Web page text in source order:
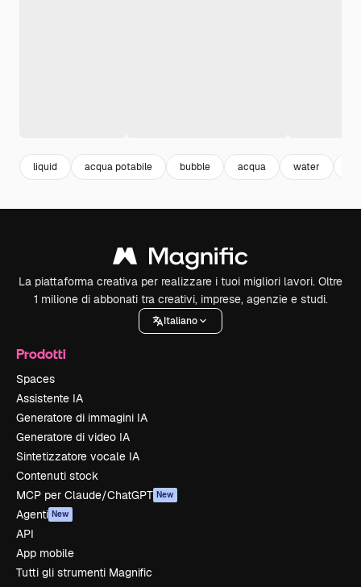
liquid acqua potabile bubble acqua water
La piattaforma creativa per realizzare i tuoi migliori lavori. Oltre
1 milione di abbonati tra creativi, imprese, agenzie e studi.
Italiano
Prodotti
Spaces
Assistente IA
Generatore di immagini IA
Generatore di video IA
Sintetizzatore vocale IA
Contenuti stock
MCP per Claude/ChatGPT New
Agenti New
API
App mobile
Tutti gli strumenti Magnific